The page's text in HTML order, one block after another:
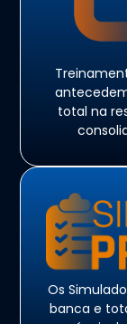
total na
Os
banca e